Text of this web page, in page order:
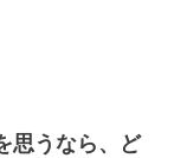
思うなら、ど